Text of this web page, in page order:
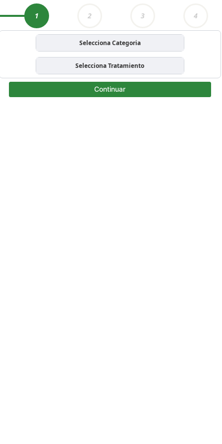
1 2 3 4
Selecciona Categoria
Selecciona Tratamiento
Continuar